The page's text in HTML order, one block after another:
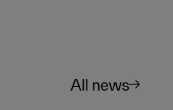
All news